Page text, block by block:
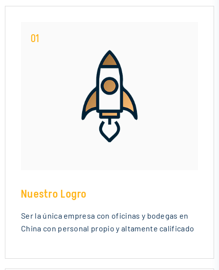
01
Nuestro Logro
Ser la única empresa con oficinas y bodegas en
China con personal propio y altamente calificado